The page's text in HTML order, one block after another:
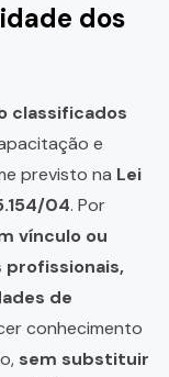
dos
classificados
e
previsto na Lei
04. Por
vínculo ou
profissionais,
de
conhecimento
sem substituir